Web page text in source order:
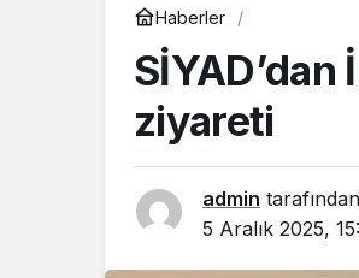
Haberler
SİYAD’dan
ziyareti
admin
5 Aralık 2025,